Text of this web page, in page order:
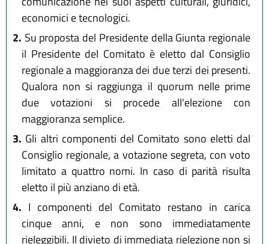
economici e tecnologici.
2. Su proposta del Presidente della Giunta regionale
il Presidente del Comitato è eletto dal Consiglio
regionale a maggioranza dei due terzi dei presenti.
Qualora non si raggiunga il quorum nelle prime
due votazioni si procede all'elezione con
maggioranza semplice.
3. Gli altri componenti del Comitato sono eletti dal
Consiglio regionale, a votazione segreta, con voto
limitato a quattro nomi. In caso di parità risulta
eletto il più anziano di età.
4. I componenti del Comitato restano in carica
cinque anni, e non sono immediatamente
rieleggibili. Il divieto di immediata rielezione non si